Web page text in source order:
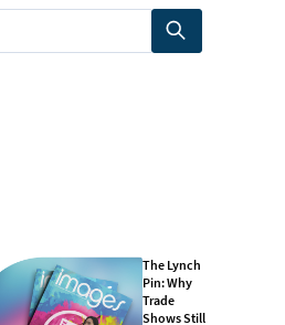
The Lynch
Pin: Why
Trade
Shows Still